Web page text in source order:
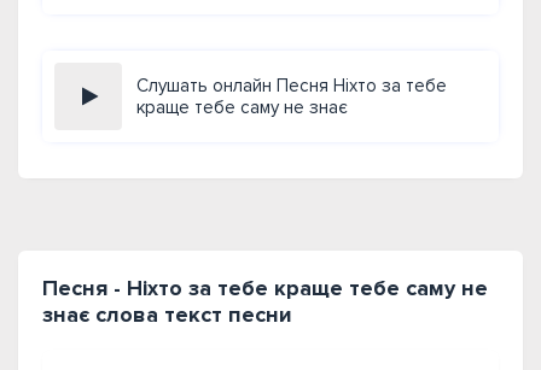
Слушать онлайн Песня Ніхто за тебе
краще тебе саму не знає
Песня - Ніхто за тебе краще тебе саму не
знає слова текст песни